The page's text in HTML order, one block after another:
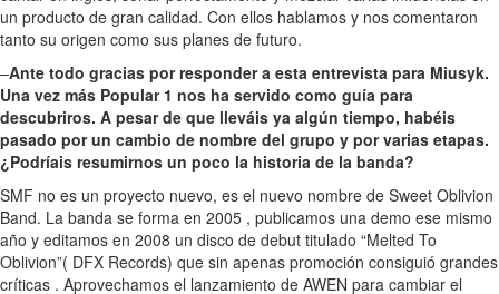
un producto de gran calidad. Con ellos hablamos y nos comentaron
tanto su origen como sus planes de futuro.
–Ante todo gracias por responder a esta entrevista para Miusyk.
Una vez más Popular 1 nos ha servido como guía para
descubriros. A pesar de que lleváis ya algún tiempo, habéis
pasado por un cambio de nombre del grupo y por varias etapas.
¿Podríais resumirnos un poco la historia de la banda?
SMF no es un proyecto nuevo, es el nuevo nombre de Sweet Oblivion
Band. La banda se forma en 2005 , publicamos una demo ese mismo
año y editamos en 2008 un disco de debut titulado “Melted To
Oblivion”( DFX Records) que sin apenas promoción consiguió grandes
críticas . Aprovechamos el lanzamiento de AWEN para cambiar el